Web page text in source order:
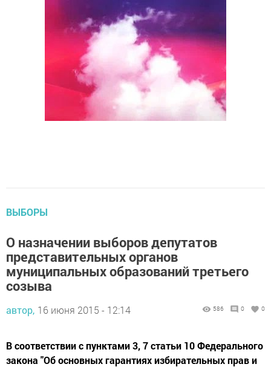
ВЫБОРЫ
О назначении выборов депутатов
представительных органов
муниципальных образований третьего
созыва
автор, 16 июня 2015 - 12:14 586 0 0
В соответствии с пунктами 3, 7 статьи 10 Федерального
закона "Об основных гарантиях избирательных прав и